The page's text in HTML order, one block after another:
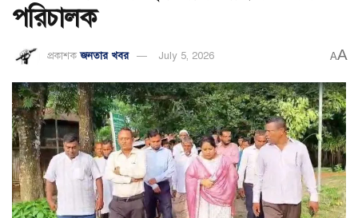
পরিচালক
প্রকাশক জনতার খবর July 5, 2026 AA